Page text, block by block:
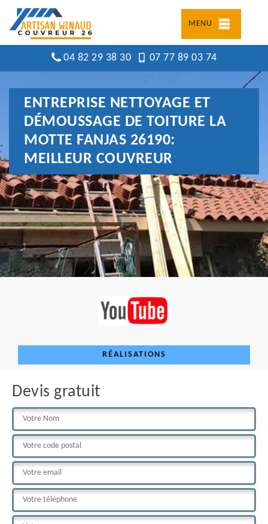
MENU
04 82 29 38 30 07 77 89 03 74
ENTREPRISE NETTOYAGE ET
DÉMOUSSAGE DE TOITURE LA
MOTTE FANJAS 26190:
MEILLEUR COUVREUR
RÉALISATIONS
Devis gratuit